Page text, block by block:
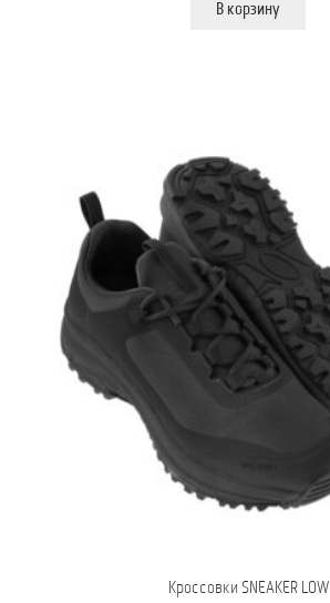
В корзину
Кроссовки SNEAKER LOW